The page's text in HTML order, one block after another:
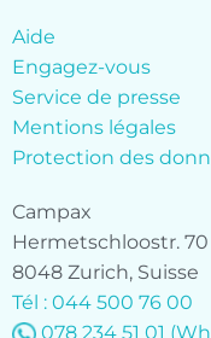
Aide
Engagez-vous
Service de presse
Mentions légales
Protection des
Campax
Hermetschloostr. 70
8048 Zurich, Suisse
Tél : 044 500 76 00
078 234 51 01